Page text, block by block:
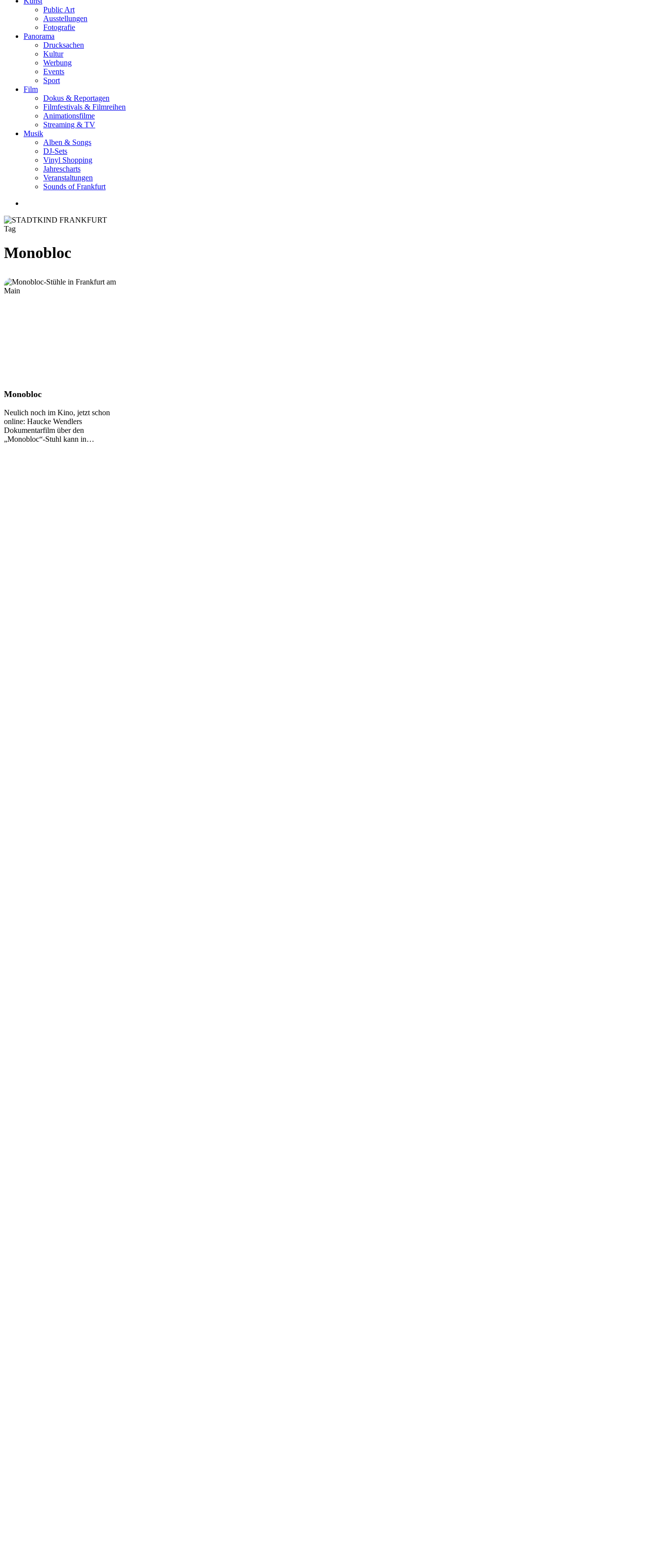
Public Art
Ausstellungen
Fotografie
Panorama
Drucksachen
Kultur
Werbung
Events
Sport
Film
Dokus & Reportagen
Filmfestivals & Filmreihen
Animationsfilme
Streaming & TV
Musik
Alben & Songs
DJ-Sets
Vinyl Shopping
Jahrescharts
Veranstaltungen
Sounds of Frankfurt
Tag
Monobloc
Monobloc
Monobloc
Neulich noch im Kino, jetzt schon
online: Haucke Wendlers
Dokumentarfilm über den
„Monobloc“-Stuhl kann in…